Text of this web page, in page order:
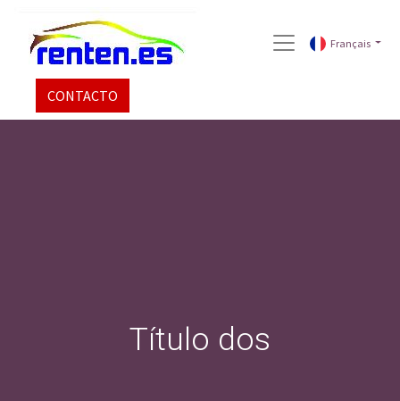
Français
CONTACTO
Título dos